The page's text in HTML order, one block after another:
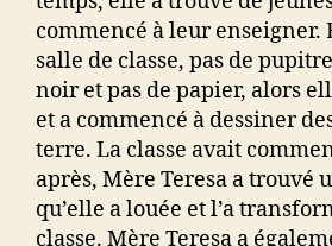
commencé à leur enseigner.
salle de classe, pas de
noir et pas de papier, alors
et a commencé à dessiner
terre. La classe avait
après, Mère Teresa a trouvé
qu’elle a louée et l’a
classe. Mère Teresa a